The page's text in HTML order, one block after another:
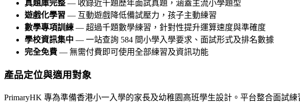
真題庫完整 — 收錄近千題歷年面試真題，涵蓋主流小學題型
遊戲化學習 — 互動遊戲降低備試壓力，孩子主動練習
數學專項訓練 — 超過千題數學練習，針對性提升運算速度與準確度
學校資訊集中 — 一站查詢 584 間小學入學要求、面試形式及排名數據
完全免費 — 無需付費即可使用全部練習及資訊功能
產品定位與適用對象
PrimaryHK 專為準備香港小一入學的家長及幼稚園高班學生設計。平台整合面試